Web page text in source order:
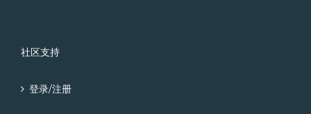
社区支持
登录/注册